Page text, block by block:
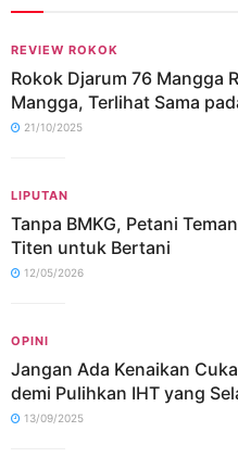
REVIEW ROKOK
Rokok Djarum 76 Mangga
Mangga, Terlihat Sama
21/10/2025
LIPUTAN
Tanpa BMKG, Petani
Titen untuk Bertani
12/05/2026
OPINI
Jangan Ada Kenaikan
demi Pulihkan IHT yang
13/09/2025